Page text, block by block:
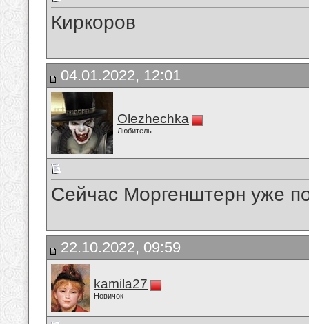
Киркоров
04.01.2022, 12:01
Olezhechka
Любитель
Сейчас Моргенштерн уже
22.10.2022, 09:59
kamila27
Новичок